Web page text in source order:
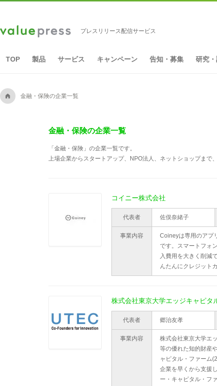
プレスリリース配信サービス
TOP 製品 サービス キャンペーン 告知・募集 研究
A 金融・保険の企業一覧
金融・保険の企業一覧
「金融・保険」の企業一覧です。
上場企業からスタートアップ、NPO法人、ネットショップま
コイニー株式会社
代表者 佐俣奈緒子
事業内容
Coineyは専用のアプ
です。スマートフォ
入費用を大きく削減
んたんにクレジット
株式会社東京大学エッジキャピタ
代表者 郷治友孝
事業内容
株式会社東京大学エ
等の優れた知的財産
ャピタル・ファーム
企業を早くから支援
ー・キャピタル・フ